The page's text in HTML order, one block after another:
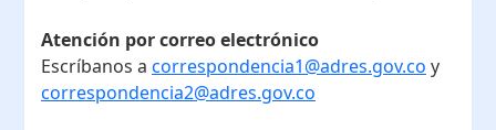
Atención por correo electrónico
Escríbanos a correspondencia1@adres.gov.co y
correspondencia2@adres.gov.co